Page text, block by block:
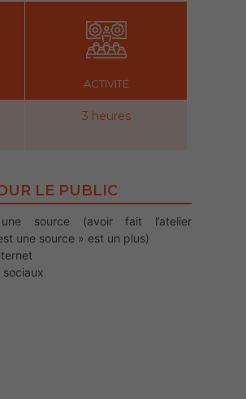
ACTIVITÉ
3 heures
LE PUBLIC
source (avoir fait l’atelier
une source » est un plus)
sociaux